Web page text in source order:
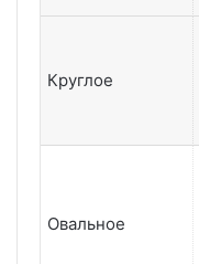
Круглое
Овальное